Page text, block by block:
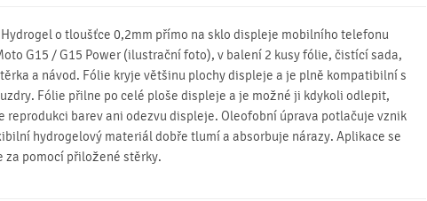
o tloušťce 0,2mm přímo na sklo displeje mobilního telefonu
G15 / G15 Power (ilustrační foto), v balení 2 kusy fólie, čistící sada,
a návod. Fólie kryje většinu plochy displeje a je plně kompatibilní s
Fólie přilne po celé ploše displeje a je možné ji kdykoli odlepit,
reprodukci barev ani odezvu displeje. Oleofobní úprava potlačuje vznik
hydrogelový materiál dobře tlumí a absorbuje nárazy. Aplikace se
za pomocí přiložené stěrky.